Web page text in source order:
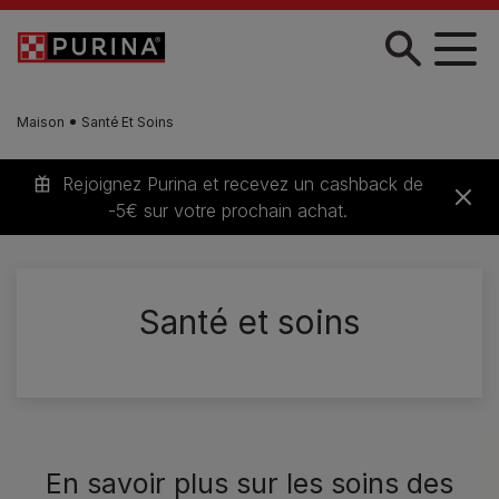
Skip to main content
Maison Santé Et Soins
Rejoignez Purina et recevez un cashback de
-5€ sur votre prochain achat.
Santé et soins
En savoir plus sur les soins des